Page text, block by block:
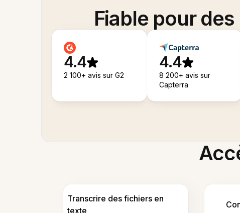
Fiable pour
4.4
2 100+ avis sur G2
4.4
8 200+ avis sur
Capterra
Transcrire des fichiers en
texte